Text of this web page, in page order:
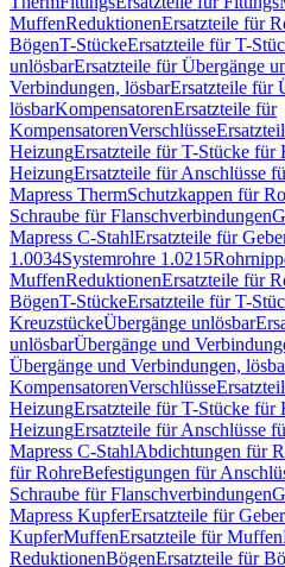
MuffenReduktionenErsatzteile für
BögenT-StückeErsatzteile für T-
unlösbarErsatzteile für Übergänge
Verbindungen, lösbarErsatzteile für
lösbarKompensatorenErsatzteile für
KompensatorenVerschlüsse
HeizungErsatzteile für T-Stücke für
HeizungErsatzteile für Anschlüsse
Mapress ThermSchutzkappen für
Schraube für Flanschverbindungen
Mapress C-StahlErsatzteile für
1.0034Systemrohre 1.0215
MuffenReduktionenErsatzteile für
BögenT-StückeErsatzteile für T-
KreuzstückeÜbergänge unlösbar
unlösbarÜbergänge und
Übergänge und Verbindungen,
KompensatorenVerschlüsse
HeizungErsatzteile für T-Stücke für
HeizungErsatzteile für Anschlüsse
Mapress C-StahlAbdichtungen für
für RohreBefestigungen für
Schraube für Flanschverbindungen
Mapress KupferErsatzteile für
KupferMuffenErsatzteile für Muffen
ReduktionenBögenErsatzteile für